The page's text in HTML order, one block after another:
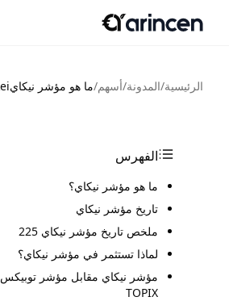
الرئيسية/المدونة/أسهم/ما هو مؤشر نيكايNikkei الياباني؟ مكوناته.. وكيف يتم تداوله
الفهرس
ما هو مؤشر نيكاي؟
تاريخ مؤشر نيكاي
ملخص تاريخ مؤشر نيكاي 225
لماذا تستثمر في مؤشر نيكاي؟
مؤشر نيكاي مقابل مؤشر توبيكس
TOPIX